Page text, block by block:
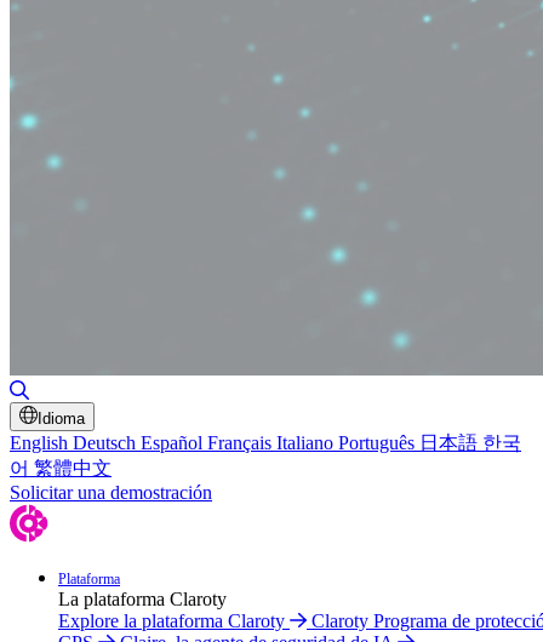
Idioma
English Deutsch Español Français Italiano Português 日本語 한국
어 繁體中文
Solicitar una demostración
Plataforma
La plataforma Claroty
Explore la plataforma Claroty
Claroty Programa de